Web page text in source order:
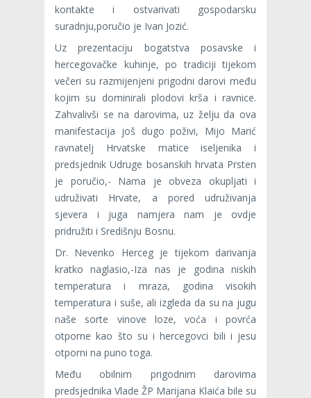
kontakte i ostvarivati gospodarsku
suradnju,poručio je Ivan Jozić.
Uz prezentaciju bogatstva posavske i
hercegovačke kuhinje, po tradiciji tijekom
večeri su razmijenjeni prigodni darovi među
kojim su dominirali plodovi krša i ravnice.
Zahvalivši se na darovima, uz želju da ova
manifestacija još dugo poživi, Mijo Marić
ravnatelj Hrvatske matice iseljenika i
predsjednik Udruge bosanskih hrvata Prsten
je poručio,- Nama je obveza okupljati i
udruživati Hrvate, a pored udruživanja
sjevera i juga namjera nam je ovdje
pridružiti i Središnju Bosnu.
Dr. Nevenko Herceg je tijekom darivanja
kratko naglasio,-Iza nas je godina niskih
temperatura i mraza, godina visokih
temperatura i suše, ali izgleda da su na jugu
naše sorte vinove loze, voća i povrća
otporne kao što su i hercegovci bili i jesu
otporni na puno toga.
Među obilnim prigodnim darovima
predsjednika Vlade ŽP Marijana Klaića bile su